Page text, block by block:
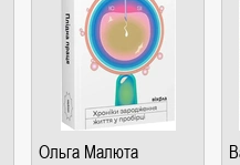
Ольга Малюта